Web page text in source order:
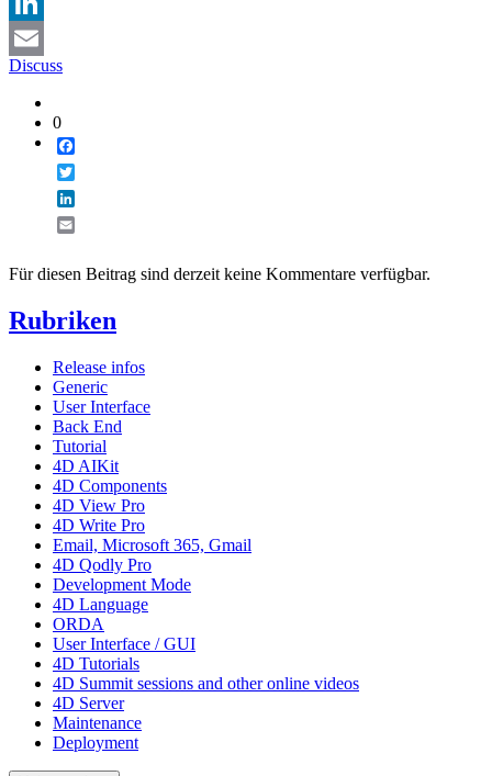
LinkedIn
Email
Discuss
0
Für diesen Beitrag sind derzeit keine Kommentare verfügbar.
Rubriken
Release infos
Generic
User Interface
Back End
Tutorial
4D AIKit
4D Components
4D View Pro
4D Write Pro
Email, Microsoft 365, Gmail
4D Qodly Pro
Development Mode
4D Language
ORDA
User Interface / GUI
4D Tutorials
4D Summit sessions and other online videos
4D Server
Maintenance
Deployment